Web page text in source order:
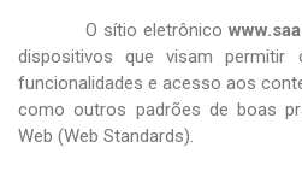
O sítio eletrônico
dispositivos que visam permitir
funcionalidades e acesso aos
como outros padrões de boas
Web (Web Standards).